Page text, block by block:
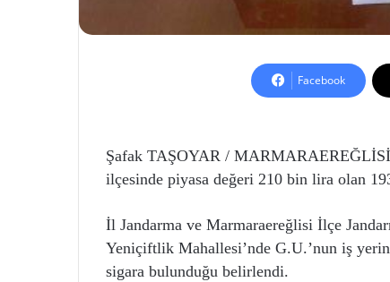
Facebook
Şafak TAŞOYAR /
ilçesinde piyasa değeri 210 bin lira olan
İl Jandarma ve Marmaraereğlisi İlçe
Yeniçiftlik Mahallesi’nde G.U.’nun iş
sigara bulunduğu belirlendi.